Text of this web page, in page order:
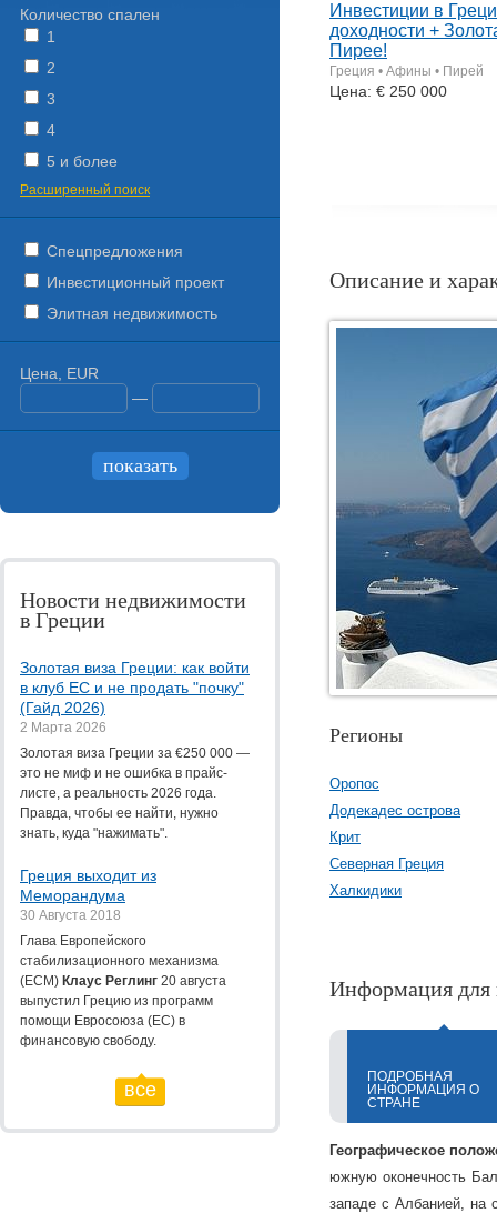
Инвестиции в
доходности +
Пирее!
Греция • Афины • Пирей
Цена: € 250 000
Описание и
Регионы
Оропос
Додекадес острова
Крит
Северная Греция
Халкидики
Информация для
ПОДРОБНАЯ
ИНФОРМАЦИЯ О
СТРАНЕ
Географическое
южную оконечность
западе с Албанией, на
Количество спален
1
2
3
4
5 и более
Расширенный поиск
Спецпредложения
Инвестиционный проект
Элитная недвижимость
Цена, EUR
—
Новости недвижимости
в Греции
Золотая виза Греции: как войти
в клуб ЕС и не продать "почку"
(Гайд 2026)
2 Марта 2026
Золотая виза Греции за €250 000 —
это не миф и не ошибка в прайс-
листе, а реальность 2026 года.
Правда, чтобы ее найти, нужно
знать, куда "нажимать".
Греция выходит из
Меморандума
30 Августа 2018
Глава Европейского
стабилизационного механизма
(ЕСМ) Клаус Реглинг 20 августа
выпустил Грецию из программ
помощи Евросоюза (ЕС) в
финансовую свободу.
все